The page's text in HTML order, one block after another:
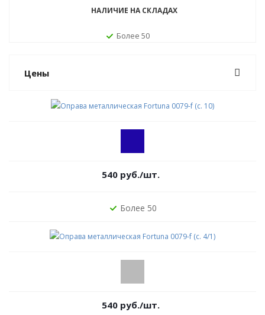
НАЛИЧИЕ НА СКЛАДАХ
Более 50
Цены
540руб./шт.
Более 50
540руб./шт.